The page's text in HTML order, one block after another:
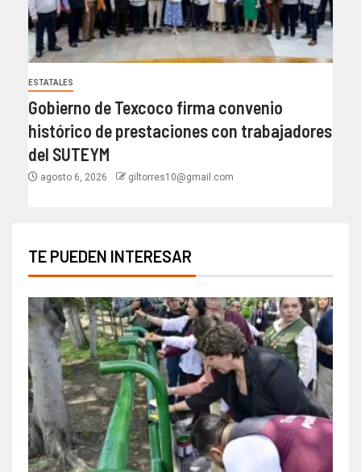
ESTATALES
Gobierno de Texcoco firma convenio
histórico de prestaciones con trabajadores
del SUTEYM
agosto 6, 2026 giltorres10@gmail.com
TE PUEDEN INTERESAR